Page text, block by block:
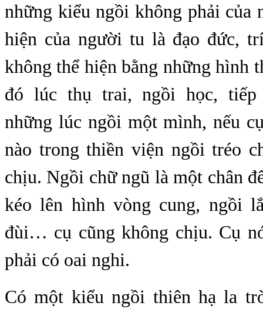
những kiểu ngồi không phải của
hiện của người tu là đạo đức,
không thể hiện bằng những hình
đó lúc thụ trai, ngồi học, tiếp
những lúc ngồi một mình, nếu
nào trong thiền viện ngồi tréo
chịu. Ngồi chữ ngũ là một chân
kéo lên hình vòng cung, ngồi
đùi… cụ cũng không chịu. Cụ
phải có oai nghi.
Có một kiểu ngồi thiên hạ la